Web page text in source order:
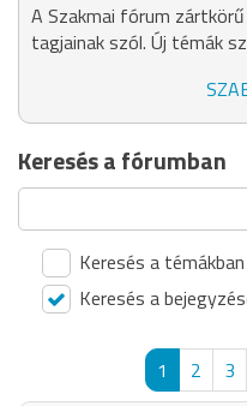
A Szakmai fórum
tagjainak szól. Új témák
Keresés a fórumban
Keresés a témákban
Keresés a
1 2 3